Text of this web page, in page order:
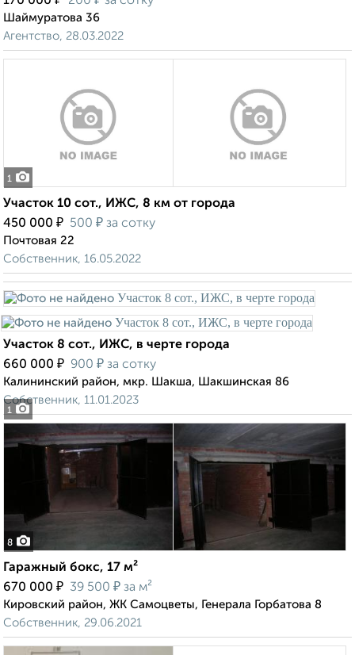
Шаймуратова 36
Агентство, 28.03.2022
1
Участок 10 сот., ИЖС, 8 км от города
450 000 ₽ 500 ₽ за сотку
Почтовая 22
Собственник, 16.05.2022
1
Участок 8 сот., ИЖС, в черте города
660 000 ₽ 900 ₽ за сотку
Калининский район, мкр. Шакша, Шакшинская 86
Собственник, 11.01.2023
8
Гаражный бокс, 17 м²
670 000 ₽ 39 500 ₽ за м²
Кировский район, ЖК Самоцветы, Генерала Горбатова 8
Собственник, 29.06.2021